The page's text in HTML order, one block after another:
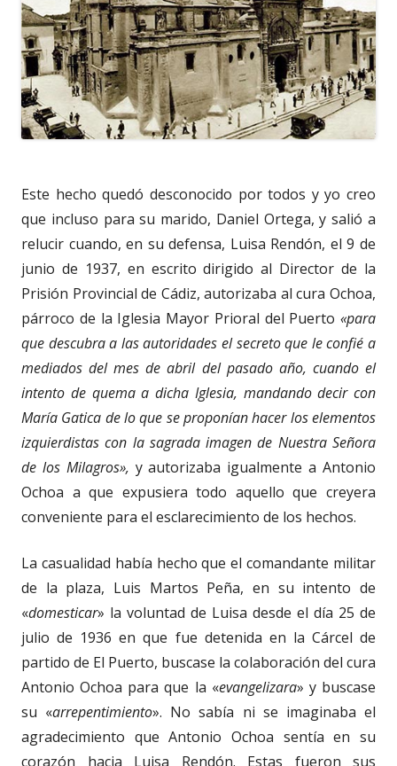
Este hecho quedó desconocido por todos y yo creo
que incluso para su marido, Daniel Ortega, y salió a
relucir cuando, en su defensa, Luisa Rendón, el 9 de
junio de 1937, en escrito dirigido al Director de la
Prisión Provincial de Cádiz, autorizaba al cura Ochoa,
párroco de la Iglesia Mayor Prioral del Puerto «para
que descubra a las autoridades el secreto que le confié a
mediados del mes de abril del pasado año, cuando el
intento de quema a dicha Iglesia, mandando decir con
María Gatica de lo que se proponían hacer los elementos
izquierdistas con la sagrada imagen de Nuestra Señora
de los Milagros», y autorizaba igualmente a Antonio
Ochoa a que expusiera todo aquello que creyera
conveniente para el esclarecimiento de los hechos.
La casualidad había hecho que el comandante militar
de la plaza, Luis Martos Peña, en su intento de
«domesticar» la voluntad de Luisa desde el día 25 de
julio de 1936 en que fue detenida en la Cárcel de
partido de El Puerto, buscase la colaboración del cura
Antonio Ochoa para que la «evangelizara» y buscase
su «arrepentimiento». No sabía ni se imaginaba el
agradecimiento que Antonio Ochoa sentía en su
corazón hacia Luisa Rendón. Estas fueron sus